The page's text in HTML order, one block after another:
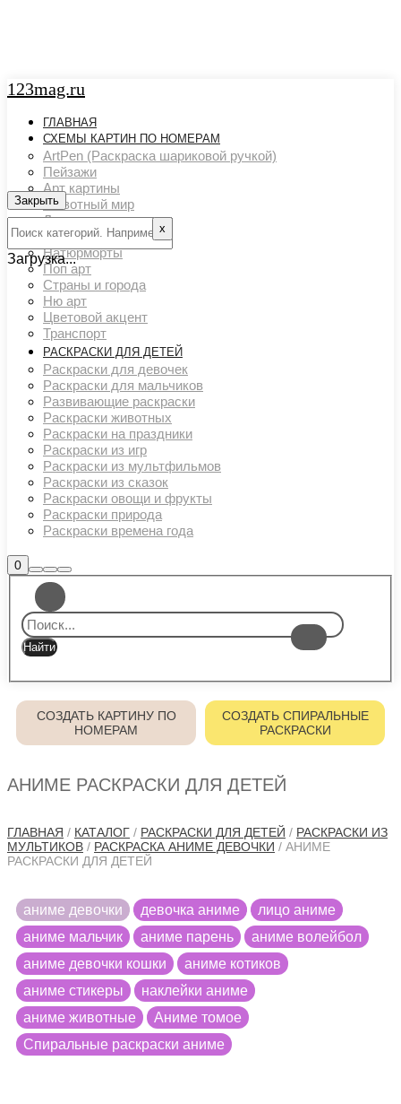
123mag.ru
ГЛАВНАЯ
СХЕМЫ КАРТИН ПО НОМЕРАМ
ArtPen (Раскраска шариковой ручкой)
Пейзажи
Арт картины
Животный мир
Люди
Картины художников
Натюрморты
Поп арт
Страны и города
Ню арт
Цветовой акцент
Транспорт
РАСКРАСКИ ДЛЯ ДЕТЕЙ
Раскраски для девочек
Раскраски для мальчиков
Развивающие раскраски
Раскраски животных
Раскраски на праздники
Раскраски из игр
Раскраски из мультфильмов
Раскраски из сказок
Раскраски овощи и фрукты
Раскраски природа
Раскраски времена года
0Боковая
панель
магазина
Найти
Больше
информации
Главное
меню
СОЗДАТЬ КАРТИНУ ПО
НОМЕРАМ
СОЗДАТЬ СПИРАЛЬНЫЕ
РАСКРАСКИ
АНИМЕ РАСКРАСКИ ДЛЯ ДЕТЕЙ
ГЛАВНАЯ / КАТАЛОГ / РАСКРАСКИ ДЛЯ ДЕТЕЙ / РАСКРАСКИ ИЗ
МУЛЬТИКОВ / РАСКРАСКА АНИМЕ ДЕВОЧКИ / АНИМЕ
РАСКРАСКИ ДЛЯ ДЕТЕЙ
аниме девочки девочка аниме
лицо аниме
аниме мальчик
аниме парень
аниме волейбол
аниме девочки кошки
аниме котиков
аниме стикеры
наклейки аниме
аниме животные
Аниме томое
Cпиральные раскраски аниме
Закрыть
х
Загрузка...